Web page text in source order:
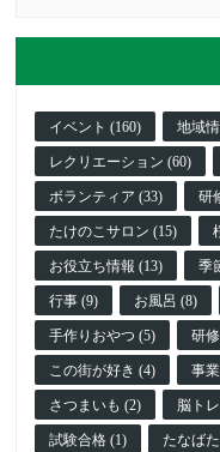
イベント (160) 地域
レクリエーション (60)
ボランティア (33) 研
たけのこサロン (15)
お役立ち情報 (13) 季
行事 (9) お風呂 (8)
手作りおやつ (5) 研
この街が好き (4) 事
さつまいも (2) 脳ト
試験合格 (1) たなば